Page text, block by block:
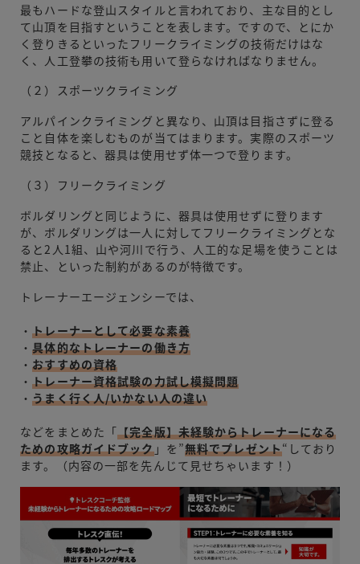
最もハードな登山スタイルと言われており、主な目的とし
て山頂を目指すということを表します。ですので、とにか
く登りきるといったフリークライミングの技術だけはな
く、人工登攀の技術も用いて登らなければなりません。
（２）スポーツクライミング
アルパインクライミングと異なり、山頂は目指さずに登る
こと自体を楽しむものが当てはまります。実際のスポーツ
競技となると、器具は使用せず体一つで登ります。
（３）フリークライミング
ボルダリングと同じように、器具は使用せずに登ります
が、ボルダリングは一人に対してフリークライミングとな
ると2人1組、山や河川で行う、人工的な足場を使うことは
禁止、といった制約があるのが特徴です。
トレーナーエージェンシーでは、
・トレーナーとして必要な素養
・具体的なトレーナーの働き方
・おすすめの資格
・トレーナー資格試験の力試し模擬問題
・うまく行く人/いかない人の違い
などをまとめた「【完全版】未経験からトレーナーになる
ための攻略ガイドブック」を”無料でプレゼント“しており
ます。（内容の一部を先んじて見せちゃいます！）